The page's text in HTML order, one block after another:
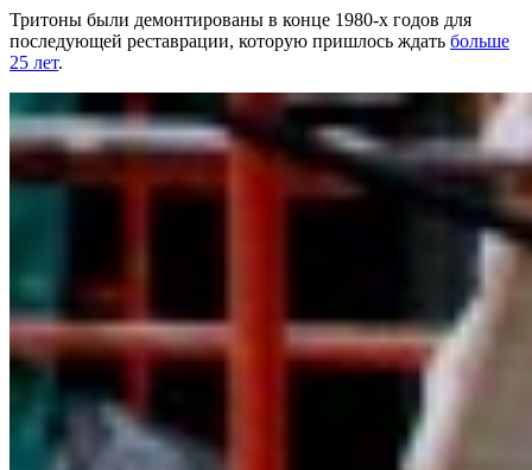
Тритоны были демонтированы в конце 1980-х годов для
последующей реставрации, которую пришлось ждать больше
25 лет.